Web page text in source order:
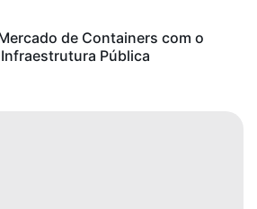
de Containers com o
Pública